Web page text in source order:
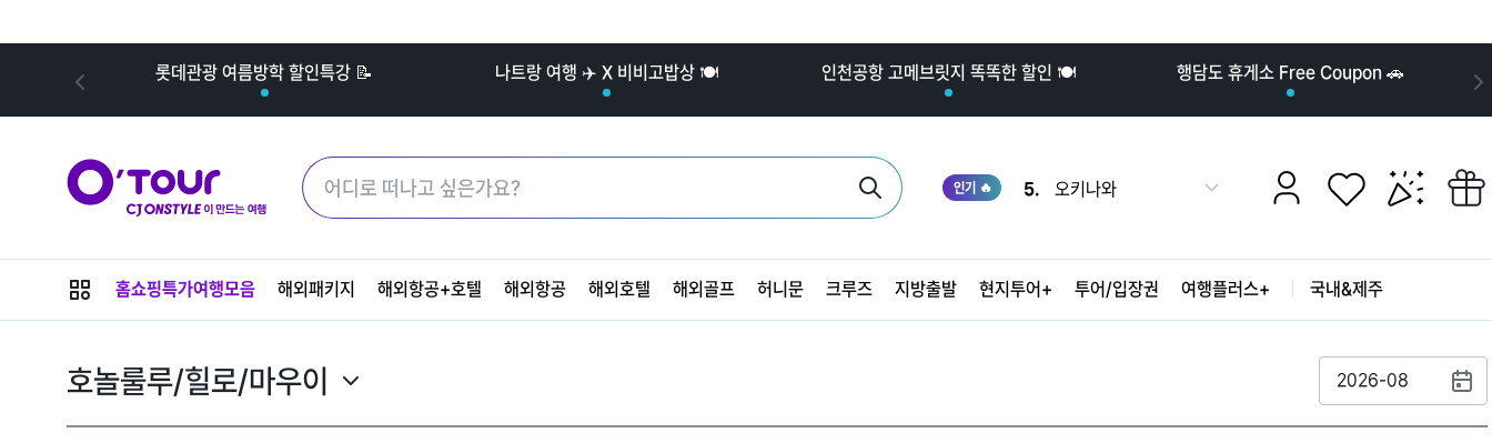
롯데관광 여름방학 할인특강 📝 나트랑 여행 ✈️ X 비비고밥상 🍽️ 인천공항 고메브릿지 똑똑한 할인 🍽️ 행담도 휴게소 Free Coupon 🚗
인기 🔥
2.
도쿄
6.
푸꾸옥
10.
발리
1.
나트랑
5.
오키나와
메
뉴
튼
홈쇼핑특가여행모음 해외패키지 해외항공+호텔 해외항공 해외호텔 해외골프 허니문 크루즈 지방출발 현지투어+ 투어/입장권 여행플러스+ 국내&제주
호놀룰루/힐로/마우이 2026-08